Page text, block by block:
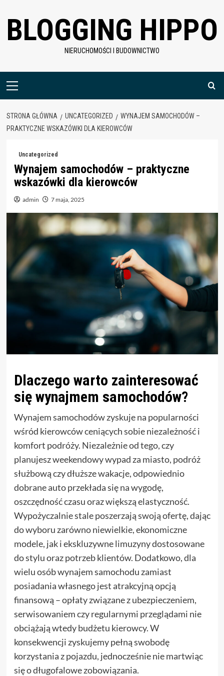
content
BLOGGING HIPPO
NIERUCHOMOŚCI I BUDOWNICTWO
Menu
STRONA GŁÓWNA UNCATEGORIZED
WYNAJEM SAMOCHODÓW –
PRAKTYCZNE WSKAZÓWKI DLA KIEROWCÓW
Uncategorized
Wynajem samochodów – praktyczne
wskazówki dla kierowców
admin 7 maja, 2025
Dlaczego warto zainteresować
się wynajmem samochodów?
Wynajem samochodów zyskuje na popularności
wśród kierowców ceniących sobie niezależność i
komfort podróży. Niezależnie od tego, czy
planujesz weekendowy wypad za miasto, podróż
służbową czy dłuższe wakacje, odpowiednio
dobrane auto przekłada się na wygodę,
oszczędność czasu oraz większą elastyczność.
Wypożyczalnie stale poszerzają swoją ofertę, dając
do wyboru zarówno niewielkie, ekonomiczne
modele, jak i ekskluzywne limuzyny dostosowane
do stylu oraz potrzeb klientów. Dodatkowo, dla
wielu osób wynajem samochodu zamiast
posiadania własnego jest atrakcyjną opcją
finansową – opłaty związane z ubezpieczeniem,
serwisowaniem czy regularnymi przeglądami nie
obciążają wtedy budżetu kierowcy. W
konsekwencji zyskujemy pełną swobodę
korzystania z pojazdu, jednocześnie nie martwiąc
się o długofalowe zobowiązania.